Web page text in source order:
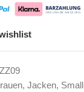
, Jacken,